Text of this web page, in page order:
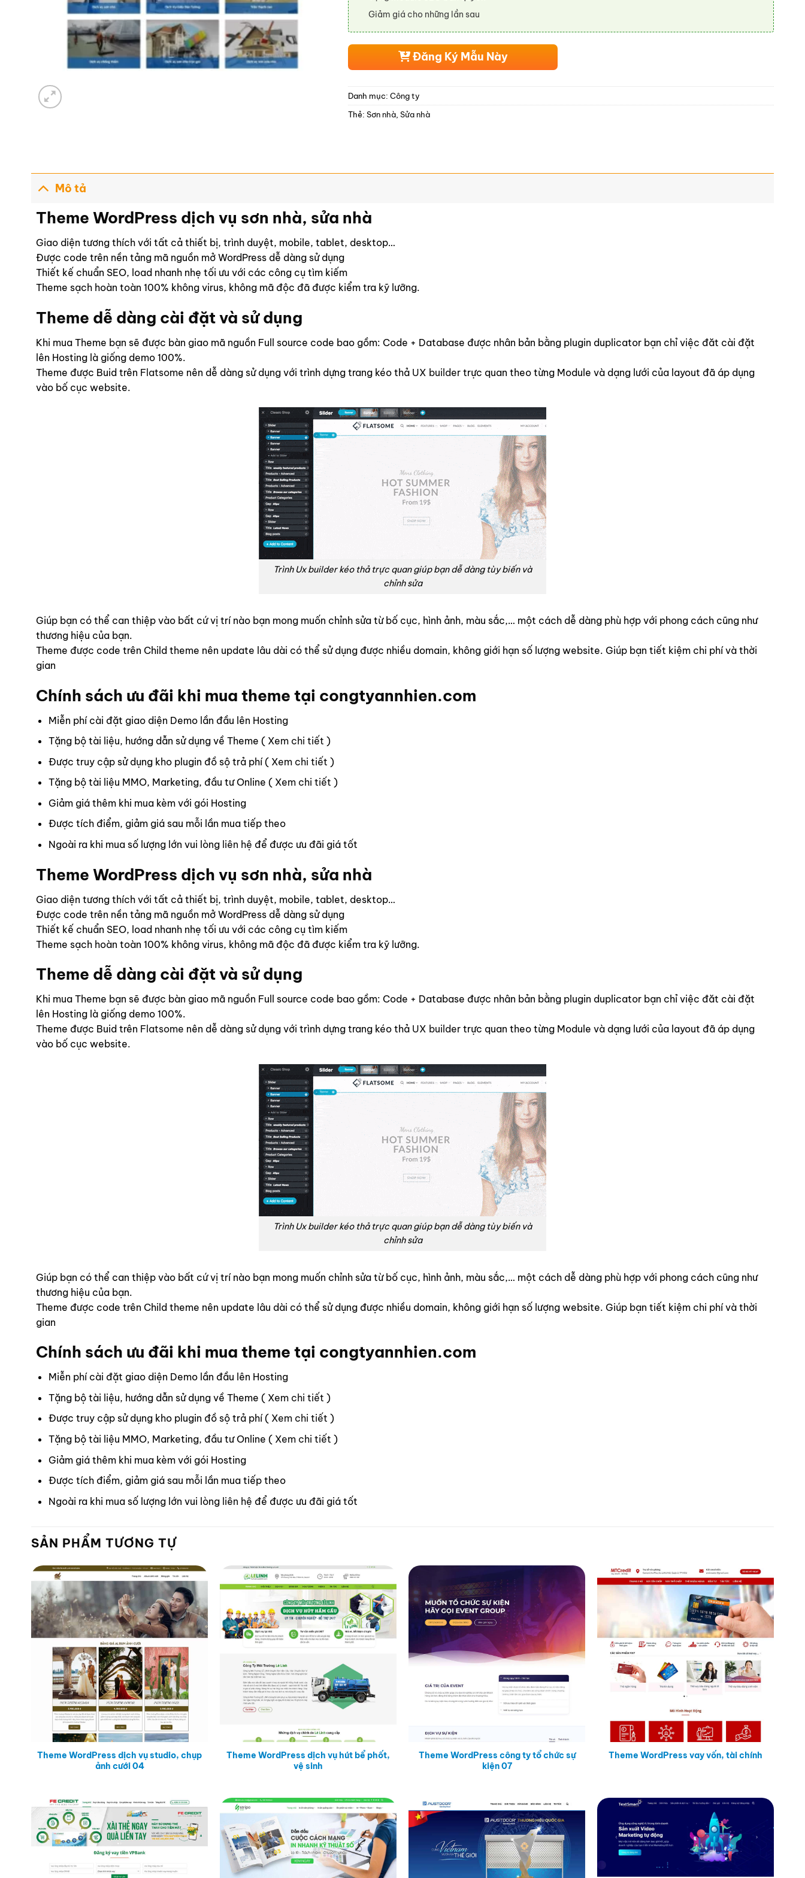
Giảm giá cho những lần sau
Đăng Ký Mẫu Này
Danh mục:Công ty
Thẻ:Sơn nhà,Sửa nhà
Mô tả
Theme WordPress dịch vụ sơn nhà, sửa nhà
Giao diện tương thích với tất cả thiết bị, trình duyệt, mobile, tablet, desktop…
Được code trên nền tảng mã nguồn mở WordPress dễ dàng sử dụng
Thiết kế chuẩn SEO, load nhanh nhẹ tối ưu với các công cụ tìm kiếm
Theme sạch hoàn toàn 100% không virus, không mã độc đã được kiểm tra kỹ lưỡng.
Theme dễ dàng cài đặt và sử dụng
Khi mua Theme bạn sẽ được bàn giao mã nguồn Full source code bao gồm: Code + Database được nhân bản bằng plugin duplicator bạn chỉ việc đăt cài đặt
lên Hosting là giống demo 100%.
Theme được Buid trên Flatsome nên dễ dàng sử dụng với trình dựng trang kéo thả UX builder trực quan theo từng Module và dạng lưới của layout đã áp dụng
vào bố cục website.
Trình Ux builder kéo thả trực quan giúp bạn dễ dàng tùy biến và
chỉnh sửa
Giúp bạn có thể can thiệp vào bất cứ vị trí nào bạn mong muốn chỉnh sửa từ bố cục, hình ảnh, màu sắc,… một cách dễ dàng phù hợp với phong cách cũng như
thương hiệu của bạn.
Theme được code trên Child theme nên update lâu dài có thể sử dụng được nhiều domain, không giới hạn số lượng website. Giúp bạn tiết kiệm chi phí và thời
gian
Chính sách ưu đãi khi mua theme tại congtyannhien.com
Miễn phí cài đặt giao diện Demo lần đầu lên Hosting
Tặng bộ tài liệu, hướng dẫn sử dụng về Theme ( Xem chi tiết )
Được truy cập sử dụng kho plugin đồ sộ trả phí ( Xem chi tiết )
Tặng bộ tài liệu MMO, Marketing, đầu tư Online ( Xem chi tiết )
Giảm giá thêm khi mua kèm với gói Hosting
Được tích điểm, giảm giá sau mỗi lần mua tiếp theo
Ngoài ra khi mua số lượng lớn vui lòng liên hệ để được ưu đãi giá tốt
Theme WordPress dịch vụ sơn nhà, sửa nhà
Giao diện tương thích với tất cả thiết bị, trình duyệt, mobile, tablet, desktop…
Được code trên nền tảng mã nguồn mở WordPress dễ dàng sử dụng
Thiết kế chuẩn SEO, load nhanh nhẹ tối ưu với các công cụ tìm kiếm
Theme sạch hoàn toàn 100% không virus, không mã độc đã được kiểm tra kỹ lưỡng.
Theme dễ dàng cài đặt và sử dụng
Khi mua Theme bạn sẽ được bàn giao mã nguồn Full source code bao gồm: Code + Database được nhân bản bằng plugin duplicator bạn chỉ việc đăt cài đặt
lên Hosting là giống demo 100%.
Theme được Buid trên Flatsome nên dễ dàng sử dụng với trình dựng trang kéo thả UX builder trực quan theo từng Module và dạng lưới của layout đã áp dụng
vào bố cục website.
Trình Ux builder kéo thả trực quan giúp bạn dễ dàng tùy biến và
chỉnh sửa
Giúp bạn có thể can thiệp vào bất cứ vị trí nào bạn mong muốn chỉnh sửa từ bố cục, hình ảnh, màu sắc,… một cách dễ dàng phù hợp với phong cách cũng như
thương hiệu của bạn.
Theme được code trên Child theme nên update lâu dài có thể sử dụng được nhiều domain, không giới hạn số lượng website. Giúp bạn tiết kiệm chi phí và thời
gian
Chính sách ưu đãi khi mua theme tại congtyannhien.com
Miễn phí cài đặt giao diện Demo lần đầu lên Hosting
Tặng bộ tài liệu, hướng dẫn sử dụng về Theme ( Xem chi tiết )
Được truy cập sử dụng kho plugin đồ sộ trả phí ( Xem chi tiết )
Tặng bộ tài liệu MMO, Marketing, đầu tư Online ( Xem chi tiết )
Giảm giá thêm khi mua kèm với gói Hosting
Được tích điểm, giảm giá sau mỗi lần mua tiếp theo
Ngoài ra khi mua số lượng lớn vui lòng liên hệ để được ưu đãi giá tốt
SẢN PHẨM TƯƠNG TỰ
Theme WordPress dịch vụ studio, chụp
ảnh cưới 04
Theme WordPress dịch vụ hút bể phốt,
vệ sinh
Theme WordPress công ty tổ chức sự
kiện 07
Theme WordPress vay vốn, tài chính